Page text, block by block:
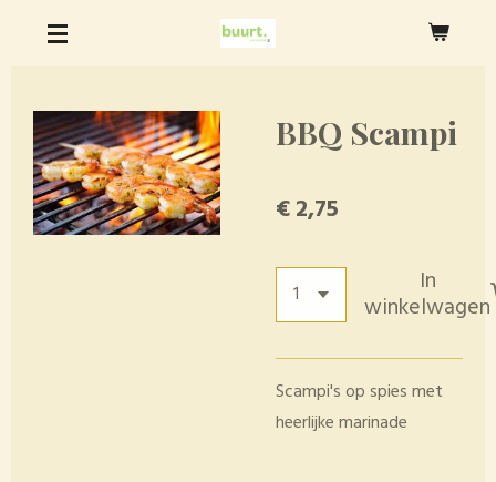
hoofdinhoud
BBQ Scampi
€ 2,75
In
winkelwagen
Scampi's op spies met
heerlijke marinade